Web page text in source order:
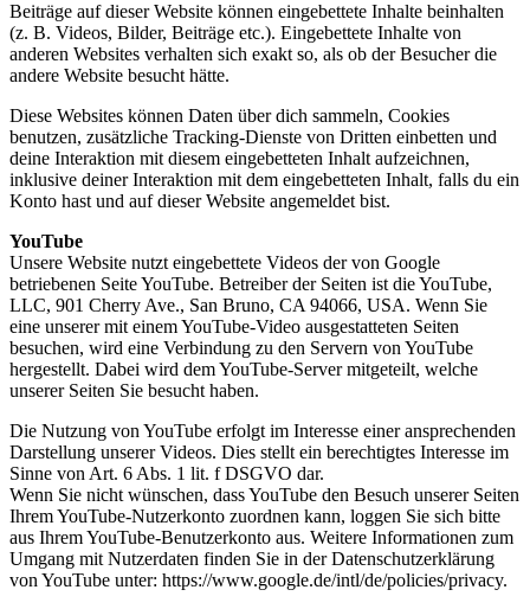
Beiträge auf dieser Website können eingebettete Inhalte beinhalten
(z. B. Videos, Bilder, Beiträge etc.). Eingebettete Inhalte von
anderen Websites verhalten sich exakt so, als ob der Besucher die
andere Website besucht hätte.
Diese Websites können Daten über dich sammeln, Cookies
benutzen, zusätzliche Tracking-Dienste von Dritten einbetten und
deine Interaktion mit diesem eingebetteten Inhalt aufzeichnen,
inklusive deiner Interaktion mit dem eingebetteten Inhalt, falls du ein
Konto hast und auf dieser Website angemeldet bist.
YouTube
Unsere Website nutzt eingebettete Videos der von Google
betriebenen Seite YouTube. Betreiber der Seiten ist die YouTube,
LLC, 901 Cherry Ave., San Bruno, CA 94066, USA. Wenn Sie
eine unserer mit einem YouTube-Video ausgestatteten Seiten
besuchen, wird eine Verbindung zu den Servern von YouTube
hergestellt. Dabei wird dem YouTube-Server mitgeteilt, welche
unserer Seiten Sie besucht haben.
Die Nutzung von YouTube erfolgt im Interesse einer ansprechenden
Darstellung unserer Videos. Dies stellt ein berechtigtes Interesse im
Sinne von Art. 6 Abs. 1 lit. f DSGVO dar.
Wenn Sie nicht wünschen, dass YouTube den Besuch unserer Seiten
Ihrem YouTube-Nutzerkonto zuordnen kann, loggen Sie sich bitte
aus Ihrem YouTube-Benutzerkonto aus. Weitere Informationen zum
Umgang mit Nutzerdaten finden Sie in der Datenschutzerklärung
von YouTube unter: https://www.google.de/intl/de/policies/privacy.